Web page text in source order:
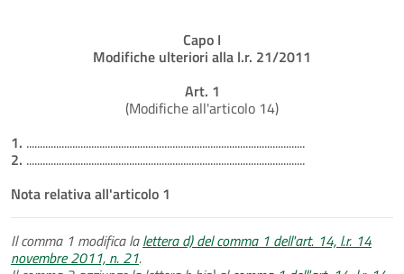
Capo I
Modifiche ulteriori alla l.r. 21/2011
Art. 1
(Modifiche all'articolo 14)
1. .......................................................................................................
2. .......................................................................................................
Nota relativa all'articolo 1
Il comma 1 modifica lalettera d) del comma 1 dell'art. 14, l.r. 14
novembre 2011, n. 21.